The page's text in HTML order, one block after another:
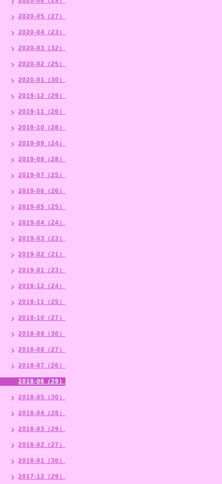
2020-05（27）
2020-04（23）
2020-03（32）
2020-02（25）
2020-01（30）
2019-12（29）
2019-11（26）
2019-10（28）
2019-09（24）
2019-08（28）
2019-07（25）
2019-06（26）
2019-05（25）
2019-04（24）
2019-03（23）
2019-02（21）
2019-01（23）
2018-12（24）
2018-11（25）
2018-10（27）
2018-09（30）
2018-08（27）
2018-07（26）
2018-06（29）
2018-05（30）
2018-04（28）
2018-03（29）
2018-02（27）
2018-01（30）
2017-12（29）